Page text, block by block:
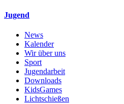
Jugend
News
Kalender
Wir über uns
Sport
Jugendarbeit
Downloads
KidsGames
Lichtschießen